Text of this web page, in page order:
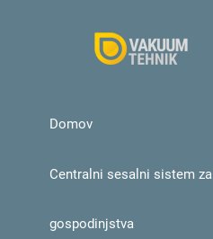
Domov
Centralni sesalni sistem za
gospodinjstva